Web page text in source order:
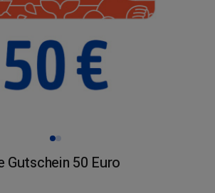
Gutschein 50 Euro